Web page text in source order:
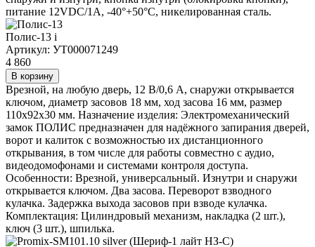
питание 12VDC/1А, -40°+50°С, никелированная сталь.
Полис-13 i
Артикул: УТ000071249
4 860
В корзину
Врезной, на любую дверь, 12 В/0,6 А, снаружи открывается
ключом, диаметр засовов 18 мм, ход засова 16 мм, размер
110х92х30 мм. Назначение изделия: Электромеханический
замок ПОЛИС предназначен для надёжного запирания дверей,
ворот и калиток с возможностью их дистанционного
открывания, в том числе для работы совместно с аудио,
видеодомофонами и системами контроля доступа.
Особенности: Врезной, универсальный. Изнутри и снаружи
открывается ключом. Два засова. Переворот взводного
кулачка. Задержка выхода засовов при взводе кулачка.
Комплектация: Цилиндровый механизм, накладка (2 шт.),
ключ (3 шт.), шпилька.